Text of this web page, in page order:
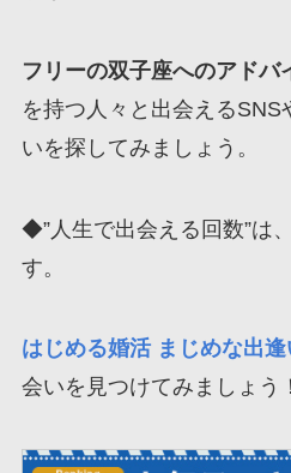
フリーの双子座へのアドバ
を持つ人々と出会えるSNS
いを探してみましょう。
◆”人生で出会える回数”は
す。
はじめる婚活 まじめな出逢
会いを見つけてみましょう！